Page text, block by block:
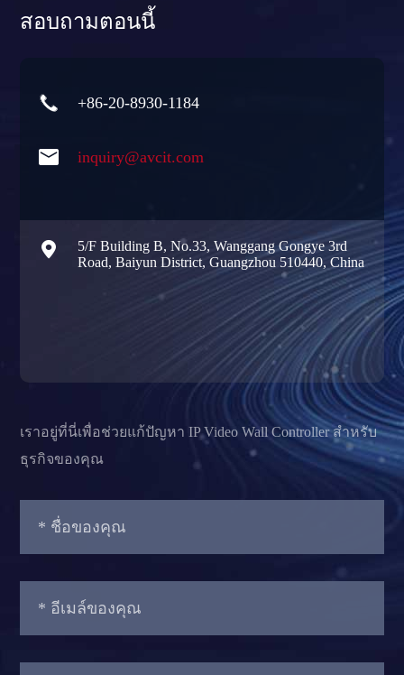
สอบถามตอนนี้
เราอยู่ที่นี่เพื่อช่วยแก้ปัญหา IP Video Wall Controller สำหรับ
ธุรกิจของคุณ
 +86-20-8930-1184
 inquiry@avcit.com

5/F Building B, No.33, Wanggang Gongye 3rd
Road, Baiyun District, Guangzhou 510440, China